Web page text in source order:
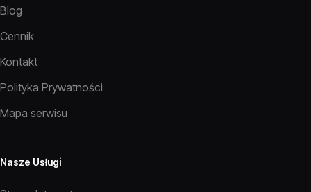
Blog
Cennik
Kontakt
Polityka Prywatności
Mapa serwisu
Nasze Usługi